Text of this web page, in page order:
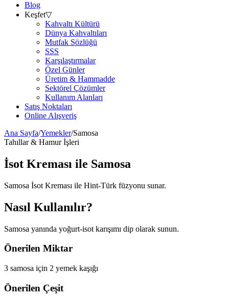
Blog
Keşfet▽
Kahvaltı Kültürü
Dünya Kahvaltıları
Mutfak Sözlüğü
SSS
Karşılaştırmalar
Özel Günler
Üretim & Hammadde
Sektörel Çözümler
Kullanım Alanları
Satış Noktaları
Online Alışveriş
Ana Sayfa/Yemekler/Samosa
Tahıllar & Hamur İşleri
İsot Kreması ile Samosa
Samosa İsot Kreması ile Hint-Türk füzyonu sunar.
Nasıl Kullanılır?
Samosa yanında yoğurt-isot karışımı dip olarak sunun.
Önerilen Miktar
3 samosa için 2 yemek kaşığı
Önerilen Çeşit